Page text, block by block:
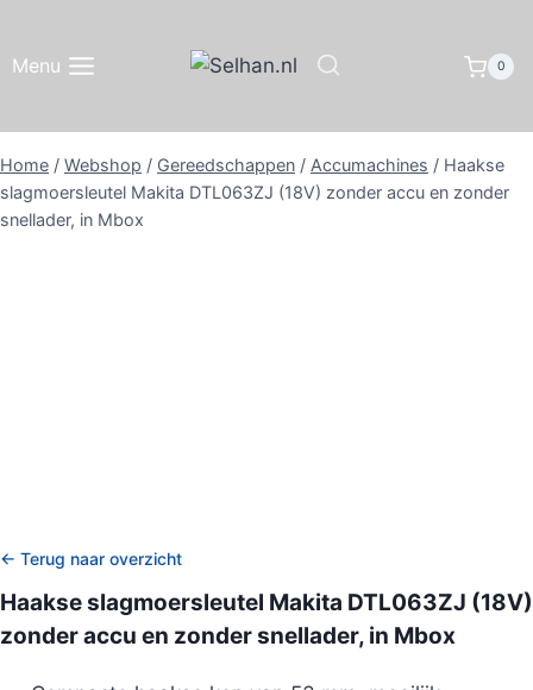
inhoud
Menu 0
Home / Webshop / Gereedschappen / Accumachines / Haakse
slagmoersleutel Makita DTL063ZJ (18V) zonder accu en zonder
snellader, in Mbox
← Terug naar overzicht
Haakse slagmoersleutel Makita DTL063ZJ (18V)
zonder accu en zonder snellader, in Mbox